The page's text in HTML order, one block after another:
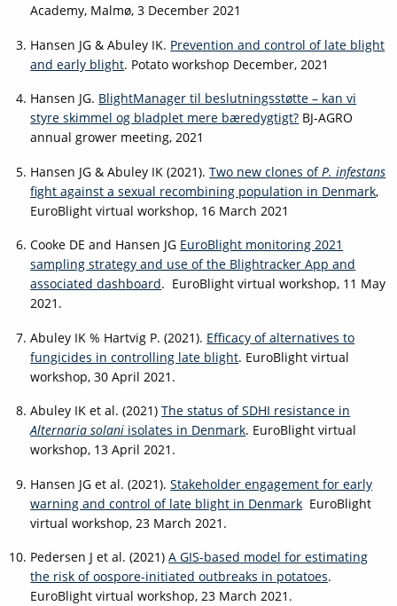
Academy, Malmø, 3 December 2021
Hansen JG & Abuley IK. Prevention and control of late blight
and early blight. Potato workshop December, 2021
Hansen JG. BlightManager til beslutningsstøtte – kan vi
styre skimmel og bladplet mere bæredygtigt? BJ-AGRO
annual grower meeting, 2021
Hansen JG & Abuley IK (2021).Two new clones of P. infestans
fight against a sexual recombining population in Denmark,
EuroBlight virtual workshop, 16 March 2021
Cooke DE and Hansen JG EuroBlight monitoring 2021
sampling strategy and use of the Blightracker App and
associated dashboard. EuroBlight virtual workshop, 11 May
2021.
Abuley IK % Hartvig P. (2021). Efficacy of alternatives to
fungicides in controlling late blight. EuroBlight virtual
workshop, 30 April 2021.
Abuley IK et al. (2021)The status of SDHI resistance in
Alternaria solani isolates in Denmark. EuroBlight virtual
workshop, 13 April 2021.
Hansen JG et al. (2021).Stakeholder engagement for early
warning and control of late blight in Denmark EuroBlight
virtual workshop, 23 March 2021.
Pedersen J et al. (2021)A GIS-based model for estimating
the risk of oospore-initiated outbreaks in potatoes.
EuroBlight virtual workshop, 23 March 2021.